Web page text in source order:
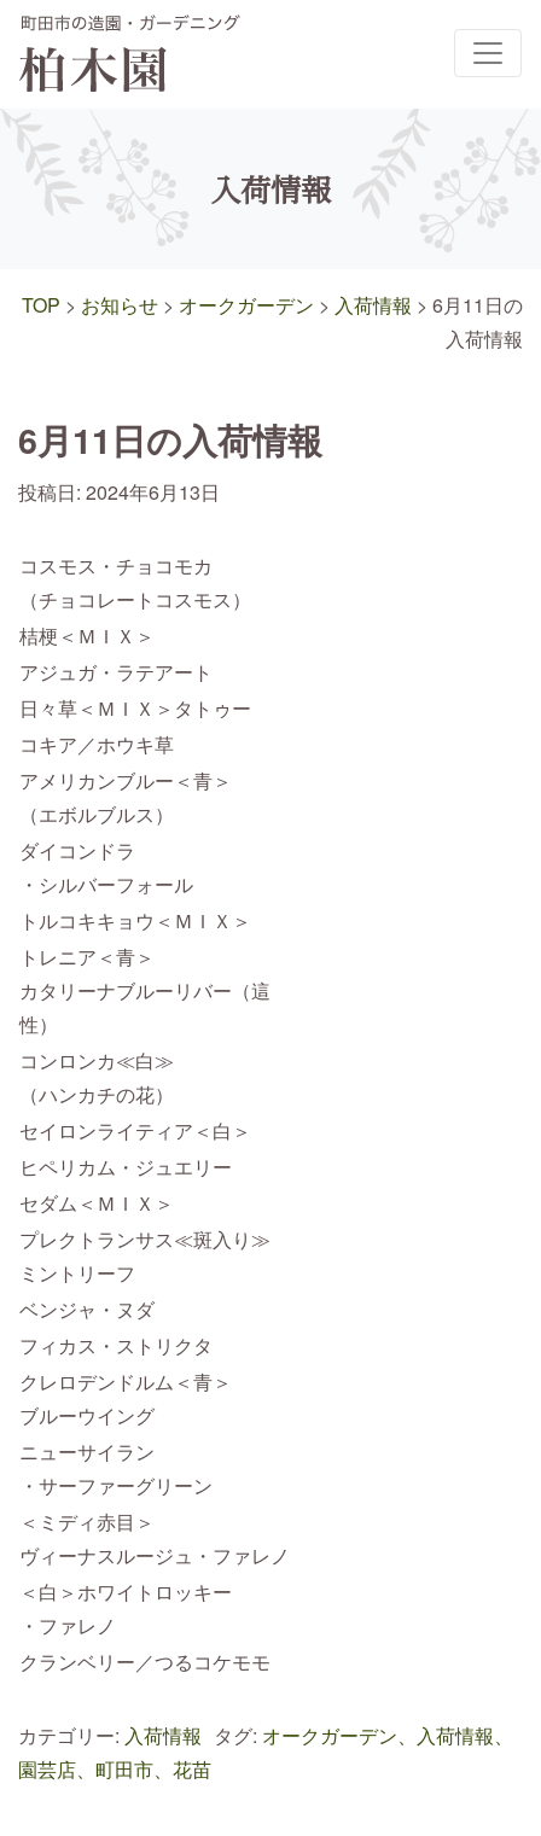
メインナビゲーション
入荷情報
TOP > お知らせ > オークガーデン > 入荷情報 > 6月11日の
入荷情報
6月11日の入荷情報
投稿日: 2024年6月13日
コスモス・チョコモカ
（チョコレートコスモス）
桔梗＜ＭＩＸ＞
アジュガ・ラテアート
日々草＜ＭＩＸ＞タトゥー
コキア／ホウキ草
アメリカンブルー＜青＞
（エボルブルス）
ダイコンドラ
・シルバーフォール
トルコキキョウ＜ＭＩＸ＞
トレニア＜青＞
カタリーナブルーリバー（這
性）
コンロンカ≪白≫
（ハンカチの花）
セイロンライティア＜白＞
ヒペリカム・ジュエリー
セダム＜ＭＩＸ＞
プレクトランサス≪斑入り≫
ミントリーフ
ベンジャ・ヌダ
フィカス・ストリクタ
クレロデンドルム＜青＞
ブルーウイング
ニューサイラン
・サーファーグリーン
＜ミディ赤目＞
ヴィーナスルージュ・ファレノ
＜白＞ホワイトロッキー
・ファレノ
クランベリー／つるコケモモ
カテゴリー: 入荷情報 タグ: オークガーデン、入荷情報、
園芸店、町田市、花苗